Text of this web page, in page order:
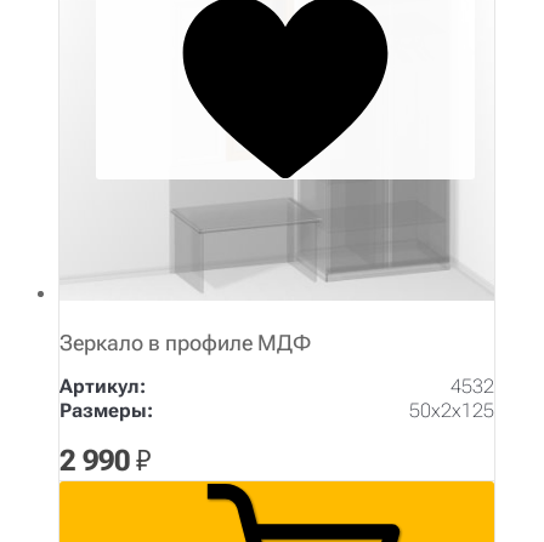
Зеркало в профиле МДФ
Артикул:
4532
Размеры:
50х2х125
2 990₽